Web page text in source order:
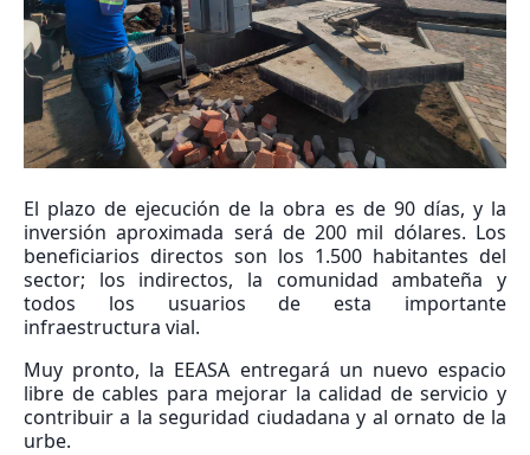
El plazo de ejecución de la obra es de 90 días, y la
inversión aproximada será de 200 mil dólares. Los
beneficiarios directos son los 1.500 habitantes del
sector; los indirectos, la comunidad ambateña y
todos los usuarios de esta importante
infraestructura vial.
Muy pronto, la EEASA entregará un nuevo espacio
libre de cables para mejorar la calidad de servicio y
contribuir a la seguridad ciudadana y al ornato de la
urbe.